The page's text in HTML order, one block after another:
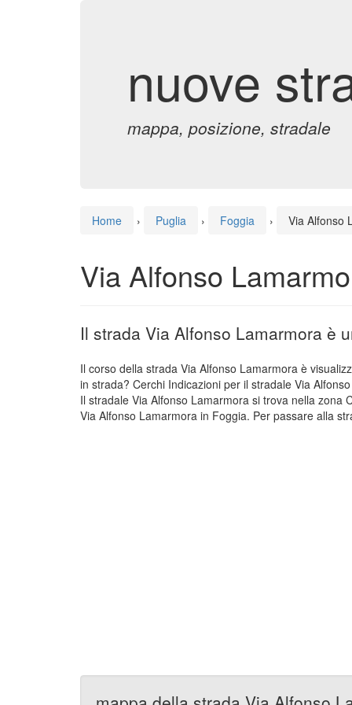
nuove
mappa, posizione, stradale
Home › Puglia › Foggia › Via Alfonso
Via Alfonso
Il strada Via Alfonso Lamarmora è
Il corso della strada Via Alfonso Lamarmora è
in strada? Cerchi Indicazioni per il stradale Via
Il stradale Via Alfonso Lamarmora si trova nella
Via Alfonso Lamarmora in Foggia. Per passare alla